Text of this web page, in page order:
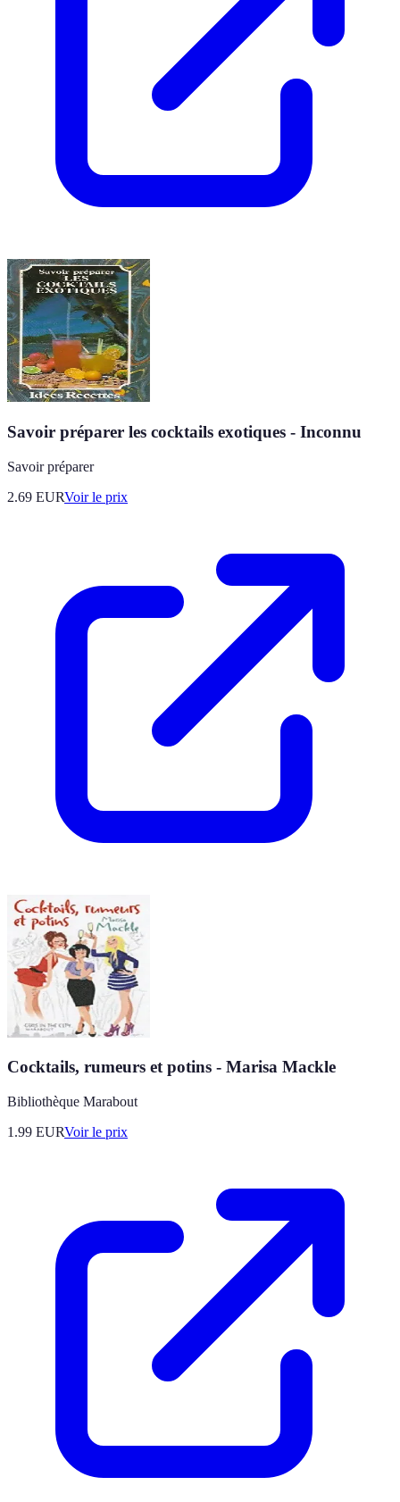
Savoir préparer les cocktails exotiques - Inconnu
Savoir préparer
2.69 EURVoir le prix
Cocktails, rumeurs et potins - Marisa Mackle
Bibliothèque Marabout
1.99 EURVoir le prix